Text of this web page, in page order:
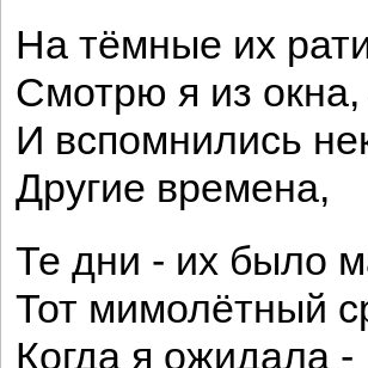
На тёмные их
Смотрю я из окна,
И вспомнились
Другие времена,
Те дни - их было
Тот мимолётный
Когда я ожидала -